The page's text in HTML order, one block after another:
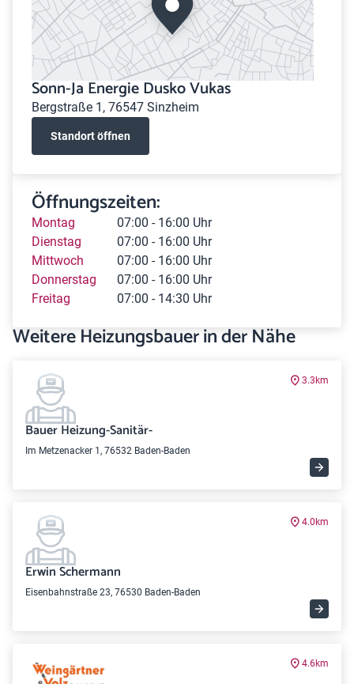
Sonn-Ja Energie Dusko Vukas
Bergstraße 1, 76547 Sinzheim
Standort öffnen
Öffnungszeiten:
Montag
07:00 - 16:00 Uhr
Dienstag
07:00 - 16:00 Uhr
Mittwoch
07:00 - 16:00 Uhr
Donnerstag
07:00 - 16:00 Uhr
Freitag
07:00 - 14:30 Uhr
Weitere Heizungsbauer in der Nähe
3.3km
Bauer Heizung-Sanitär-
Im Metzenacker 1, 76532 Baden-Baden
4.0km
Erwin Schermann
Eisenbahnstraße 23, 76530 Baden-Baden
4.6km